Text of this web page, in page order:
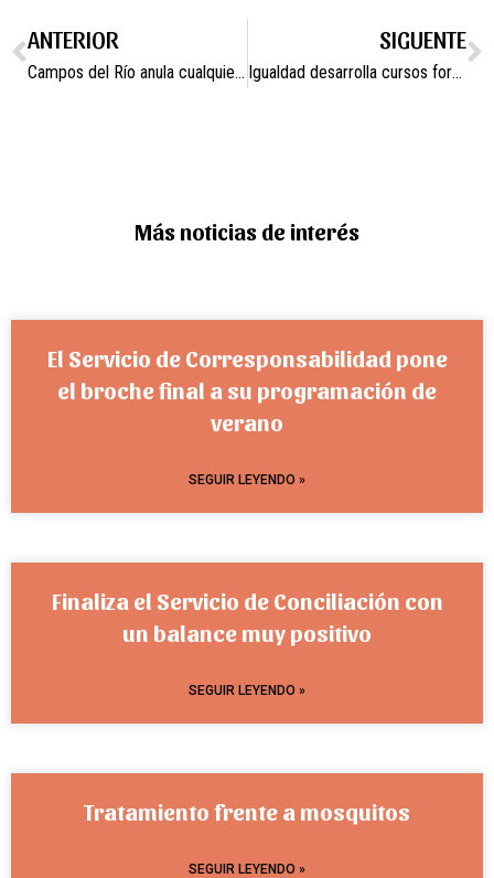
ANTERIOR
Campos del Río anula cualquier actividad pública y cierra edificios y espacios públicos ante el aumento de incidencia de casos Covid
SIGUENTE
Igualdad desarrolla cursos formativos para profesionales para sensibilizar sobre la igualdad de género
Más noticias de interés
El Servicio de Corresponsabilidad pone
el broche final a su programación de
verano
SEGUIR LEYENDO »
Finaliza el Servicio de Conciliación con
un balance muy positivo
SEGUIR LEYENDO »
Tratamiento frente a mosquitos
SEGUIR LEYENDO »